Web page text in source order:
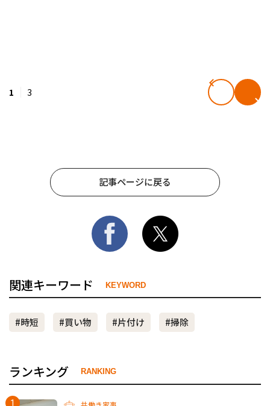
1 3
記事ページに戻る
関連キーワード KEYWORD
#時短 #買い物 #片付け #掃除
ランキング RANKING